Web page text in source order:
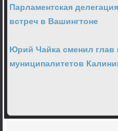
Парламентская
встреч в Вашингтоне
Юрий Чайка сменил глав
муниципалитетов